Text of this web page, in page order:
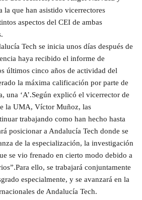
que han asistido vicerrectores
aspectos del CEI de ambas
Tech se inicia unos días después de
haya recibido el informe de
últimos cinco años de actividad del
la máxima calificación por parte de
una ‘A’.Según explicó el vicerrector de
la UMA, Víctor Muñoz, las
trabajando como han hecho hasta
posicionar a Andalucía Tech donde se
de la especialización, la investigación
se vio frenado en cierto modo debido a
ello, se trabajará conjuntamente
especialmente, y se avanzará en la
de Andalucía Tech.